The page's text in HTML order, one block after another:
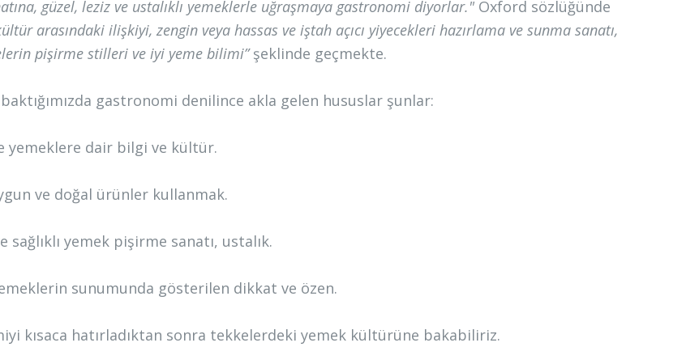
güzel, leziz ve ustalıklı yemeklerle uğraşmaya gastronomi diyorlar." Oxford sözlüğünde
arasındaki ilişkiyi, zengin veya hassas ve iştah açıcı yiyecekleri hazırlama ve sunma sanatı,
pişirme stilleri ve iyi yeme bilimi”şeklinde geçmekte.
gastronomi denilince akla gelen hususlar şunlar:
yemeklere dair bilgi ve kültür.
ve doğal ürünler kullanmak.
sağlıklı yemek pişirme sanatı, ustalık.
sunumunda gösterilen dikkat ve özen.
kısaca hatırladıktan sonra tekkelerdeki yemek kültürüne bakabiliriz.